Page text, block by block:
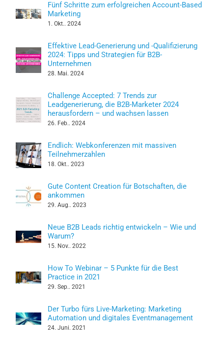
Fünf Schritte zum erfolgreichen Account-Based
Marketing
1. Okt.. 2024
Effektive Lead-Generierung und -Qualifizierung
2024: Tipps und Strategien für B2B-
Unternehmen
28. Mai. 2024
Challenge Accepted: 7 Trends zur
Leadgenerierung, die B2B-Marketer 2024
herausfordern – und wachsen lassen
26. Feb.. 2024
Endlich: Webkonferenzen mit massiven
Teilnehmerzahlen
18. Okt.. 2023
Gute Content Creation für Botschaften, die
ankommen
29. Aug.. 2023
Neue B2B Leads richtig entwickeln – Wie und
Warum?
15. Nov.. 2022
How To Webinar – 5 Punkte für die Best
Practice in 2021
29. Sep.. 2021
Der Turbo fürs Live-Marketing: Marketing
Automation und digitales Eventmanagement
24. Juni. 2021